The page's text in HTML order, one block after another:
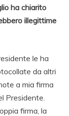
ha chiarito
illegittime
le ha
da altri
a mia firma
Presidente.
firma, la